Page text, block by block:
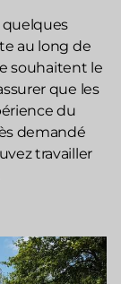
quelques
au long de
souhaitent le
que les
du
demandé
travailler